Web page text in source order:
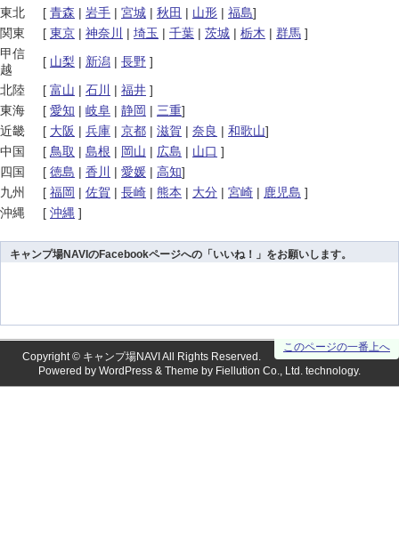
東北
[ 青森 | 岩手 | 宮城 | 秋田 | 山形 | 福島]
関東
[ 東京 | 神奈川 | 埼玉 | 千葉 | 茨城 | 栃木 | 群馬 ]
甲信
越
[ 山梨 | 新潟 | 長野 ]
北陸
[ 富山 | 石川 | 福井 ]
東海
[ 愛知 | 岐阜 | 静岡 | 三重]
近畿
[ 大阪 | 兵庫 | 京都 | 滋賀 | 奈良 | 和歌山]
中国
[ 鳥取 | 島根 | 岡山 | 広島 | 山口 ]
四国
[ 徳島 | 香川 | 愛媛 | 高知]
九州
[ 福岡 | 佐賀 | 長崎 | 熊本 | 大分 | 宮崎 | 鹿児島 ]
沖縄
[ 沖縄 ]
キャンプ場NAVIのFacebookページへの「いいね！」をお願いします。
このページの一番上へ
Copyright © キャンプ場NAVI All Rights Reserved.
Powered by WordPress & Theme by Fiellution Co., Ltd. technology.